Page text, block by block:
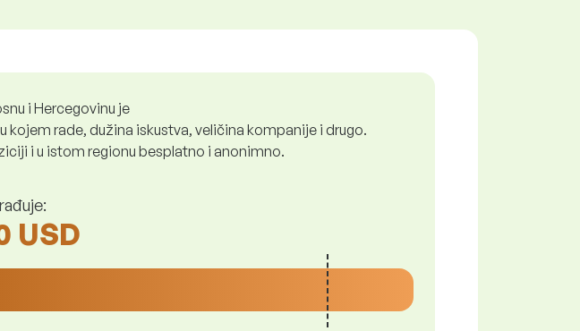
i Hercegovinu je
rade, dužina iskustva, veličina kompanije i drugo.
i u istom regionu besplatno i anonimno.
USD